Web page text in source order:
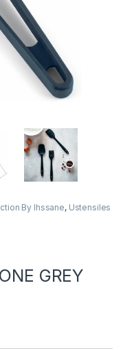
By Ihssane, Ustensiles
GREY